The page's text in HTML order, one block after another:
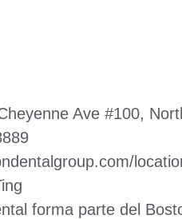
Ave #100,
forma parte del